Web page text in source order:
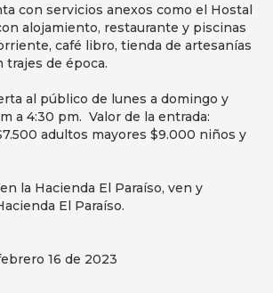
con servicios anexos como el Hostal
alojamiento, restaurante y piscinas
café libro, tienda de artesanías
de época.
al público de lunes a domingo y
a 4:30 pm. Valor de la entrada:
adultos mayores $9.000 niños y
la Hacienda El Paraíso, ven y
El Paraíso.
16 de 2023